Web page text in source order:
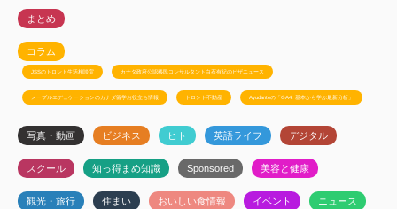
まとめ
コラム
JSSのトロント生活相談室 カナダ政府公認移民コンサルタント白石有紀のビザニュース
メープルエデュケーションのカナダ留学お役立ち情報 トロント不動産 Ayudanteの「GA4: 基本から学ぶ最新分析」
写真・動画 ビジネス ヒト 英語ライフ デジタル
スクール 知っ得まめ知識 Sponsored 美容と健康
観光・旅行 住まい おいしい食情報 イベント ニュース